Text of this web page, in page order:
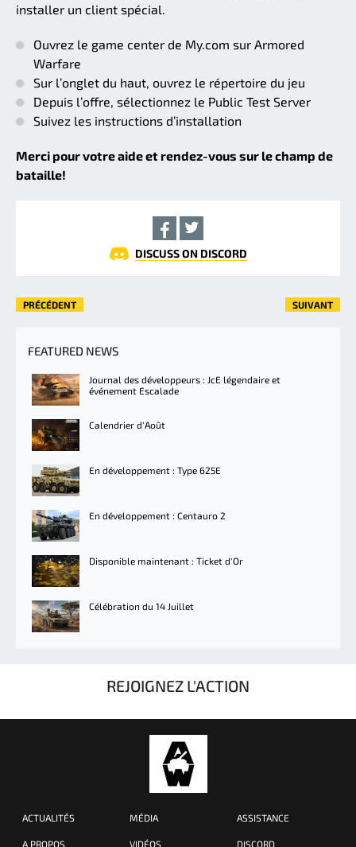
installer un client spécial.
Ouvrez le game center de My.com sur Armored
Warfare
Sur l’onglet du haut, ouvrez le répertoire du jeu
Depuis l’offre, sélectionnez le Public Test Server
Suivez les instructions d’installation
Merci pour votre aide et rendez-vous sur le champ de
bataille!
DISCUSS ON DISCORD
PRÉCÉDENT SUIVANT
FEATURED NEWS
Journal des développeurs : JcE légendaire et
événement Escalade
Calendrier d'Août
En développement : Type 625E
En développement : Centauro 2
Disponible maintenant : Ticket d'Or
Célébration du 14 Juillet
REJOIGNEZ L'ACTION
ACTUALITÉS
A PROPOS
MÉDIA
VIDÉOS
ASSISTANCE
DISCORD